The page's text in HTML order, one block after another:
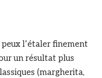
peux l’étaler finement
un résultat plus
(margherita,